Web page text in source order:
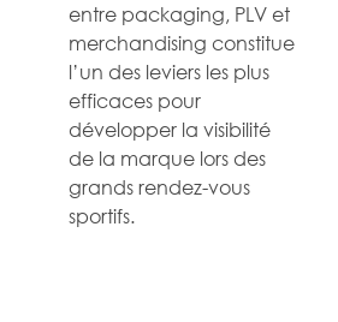
entre packaging, PLV et
merchandising constitue
l’un des leviers les plus
efficaces pour
développer la visibilité
de la marque lors des
grands rendez-vous
sportifs.